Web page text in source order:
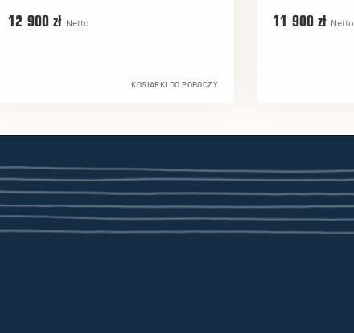
12 900 zł Netto
KOSIARKI DO POBOCZY
11 900 zł Netto